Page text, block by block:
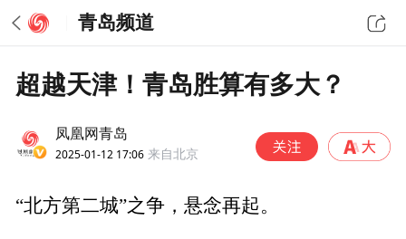
青岛频道
超越天津！青岛胜算有多大？
凤凰网青岛
2025-01-12 17:06 来自北京
“北方第二城”之争，悬念再起。